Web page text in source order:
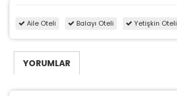
Aile Oteli Balayı Oteli Yetişkin Oteli
YORUMLAR